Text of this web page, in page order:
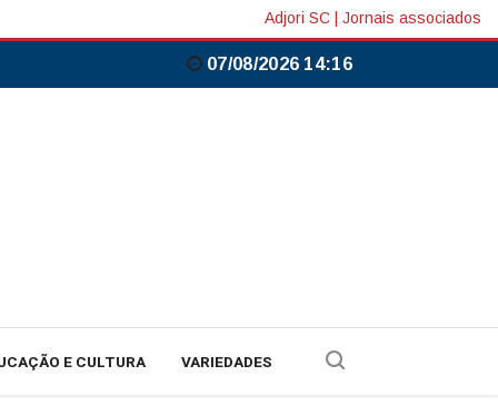
Adjori SC Jornais associados
07/08/2026 14:16
E CULTURA VARIEDADES